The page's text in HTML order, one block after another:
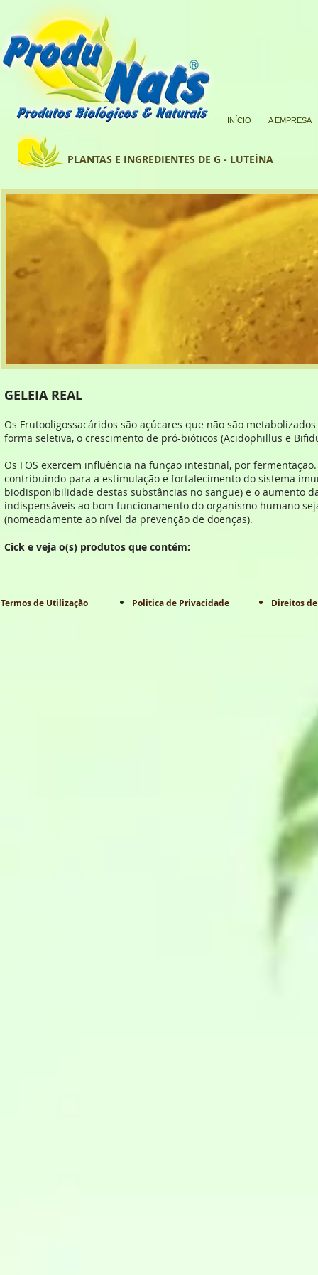
PLANTAS E INGREDIENTES DE G - LUTEÍNA
INÍCIO A EMPRESA
GELEIA REAL
Os Frutooligossacáridos são açúcares que não são
forma seletiva, o crescimento de pró-bióticos (Acidophillus e
Os FOS exercem influência na função intestinal, por
contribuindo para a estimulação e fortalecimento do sistema
biodisponibilidade destas substâncias no sangue) e o aumento
indispensáveis ao bom funcionamento do organismo humano
(nomeadamente ao nível da prevenção de doenças).
Cick e veja o(s) produtos que contém:
Termos de Utilização Politica de Privacidade Direitos